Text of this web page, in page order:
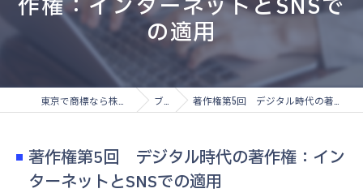
の適用
ブログ 著作権第5回 デジタル時代の著作権：インターネットとSNSでの適用
著作権第5回 デジタル時代の著作権：イン
ターネットとSNSでの適用